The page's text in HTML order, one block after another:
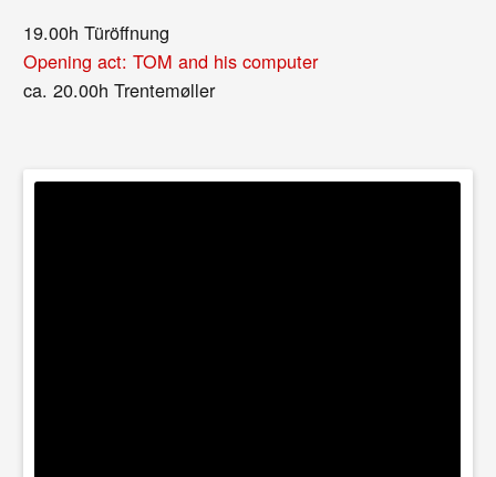
19.00h Türöffnung
Opening act: TOM and his computer
ca. 20.00h Trentemøller